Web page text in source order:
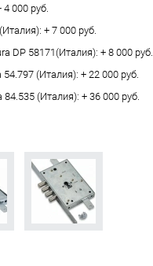
000 руб.
+ 7 000 руб.
DP 58171(Италия): + 8 000 руб.
(Италия): + 22 000 руб.
(Италия): + 36 000 руб.